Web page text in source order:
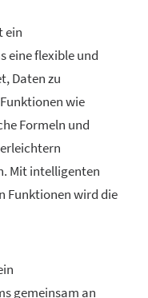
ein
eine flexible und
Daten zu
wie
Formeln und
Mit intelligenten
Funktionen wird die
gemeinsam an